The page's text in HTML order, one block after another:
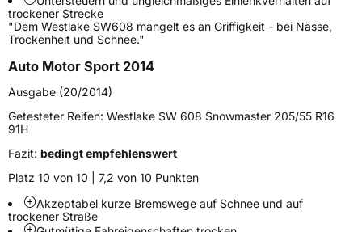
Weitere Eigenschaften
ZustandNeureifen
M+SJa
VerstärktXL
trockener Strecke
"Dem Westlake SW608 mangelt es an Griffigkeit - bei Nässe,
Trockenheit und Schnee."
Auto Motor Sport 2014
Ausgabe (20/2014)
Getesteter Reifen: Westlake SW 608 Snowmaster 205/55 R16
91H
Fazit: bedingt empfehlenswert
Platz 10 von 10 | 7,2 von 10 Punkten
Akzeptabel kurze Bremswege auf Schnee und auf
trockener Straße